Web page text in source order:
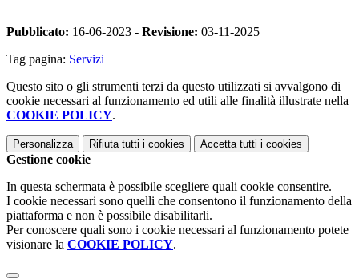
Pubblicato: 16-06-2023 - Revisione: 03-11-2025
Tag pagina: Servizi
Questo sito o gli strumenti terzi da questo utilizzati si avvalgono di
cookie necessari al funzionamento ed utili alle finalità illustrate nella
COOKIE POLICY.
Personalizza Rifiuta tutti i cookies Accetta tutti i cookies
Gestione cookie
In questa schermata è possibile scegliere quali cookie consentire.
I cookie necessari sono quelli che consentono il funzionamento della
piattaforma e non è possibile disabilitarli.
Per conoscere quali sono i cookie necessari al funzionamento potete
visionare la COOKIE POLICY.